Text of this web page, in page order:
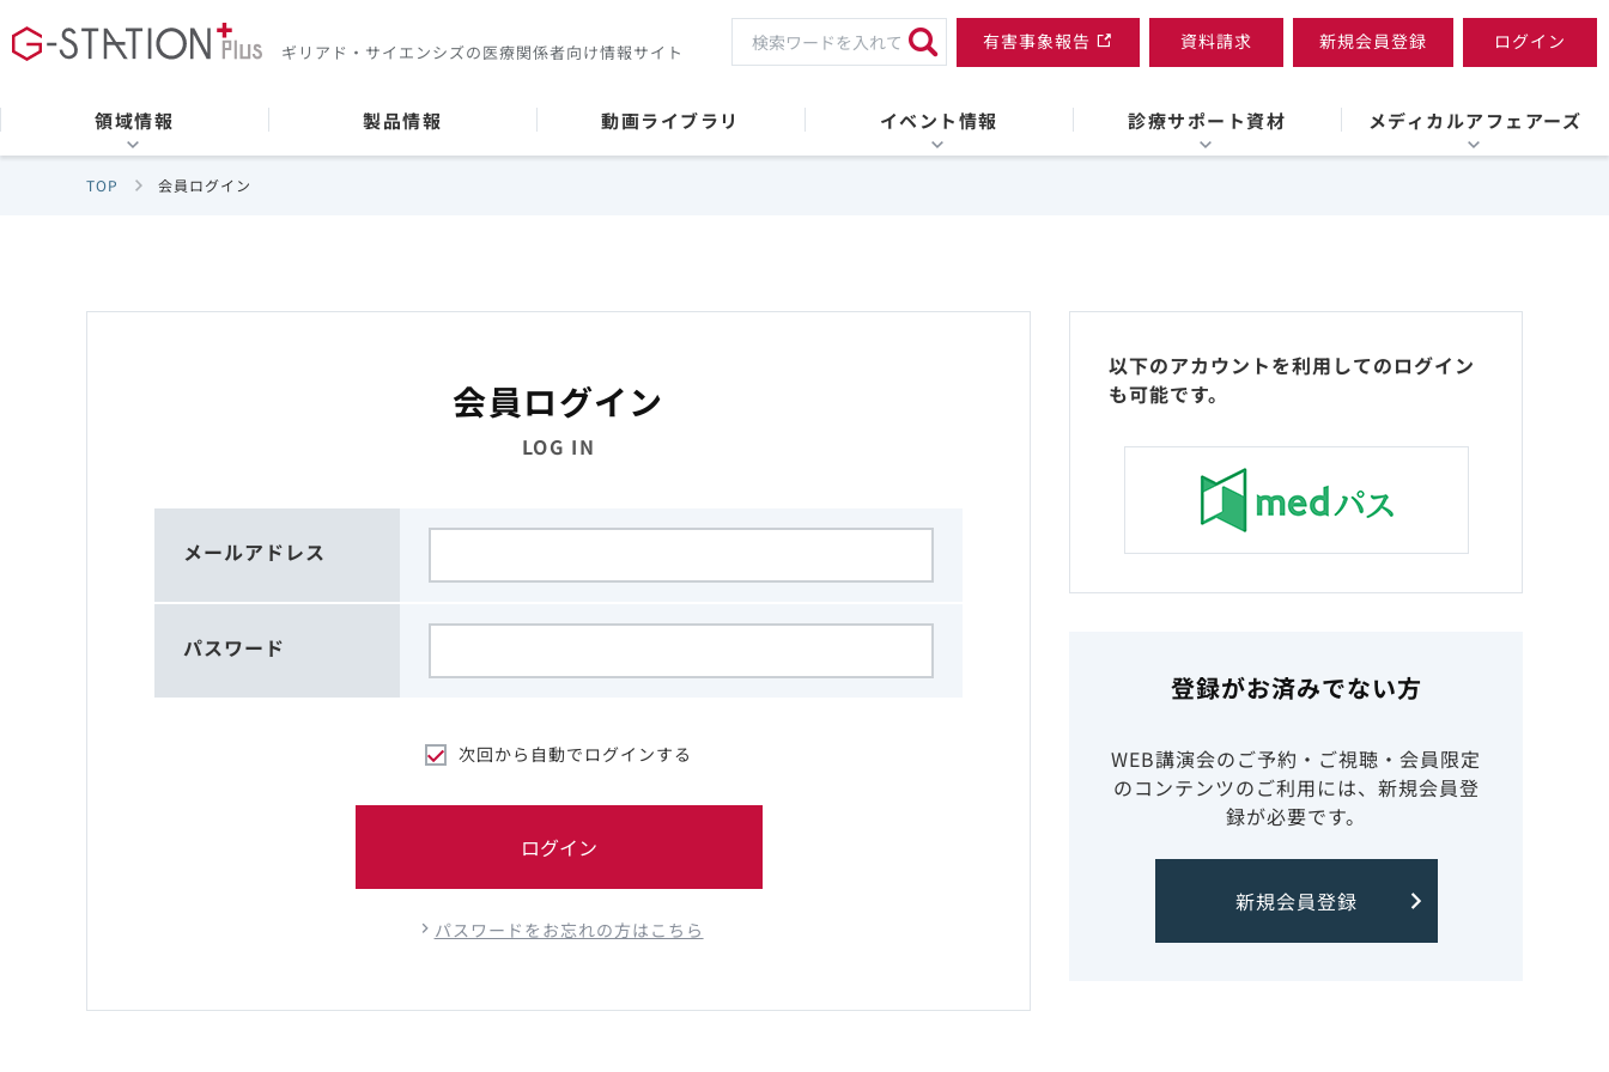
ギリアド・サイエンシズの医療関係者向け情報サイト 有害事象報告 資料請求 新規会員登録 ログイン
領域情報 製品情報 動画ライブラリ イベント情報 診療サポート資材 メディカルアフェアーズ
TOP 会員ログイン
会員ログイン
LOG IN
メールアドレス
パスワード
次回から自動でログインする
ログイン
パスワードをお忘れの方はこちら
以下のアカウントを利用してのログイン
も可能です。
登録がお済みでない方
WEB講演会のご予約・ご視聴・会員限定
のコンテンツのご利用には、新規会員登
録が必要です。
新規会員登録